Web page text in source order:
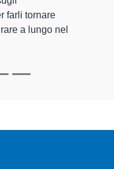
farli tornare
a lungo nel